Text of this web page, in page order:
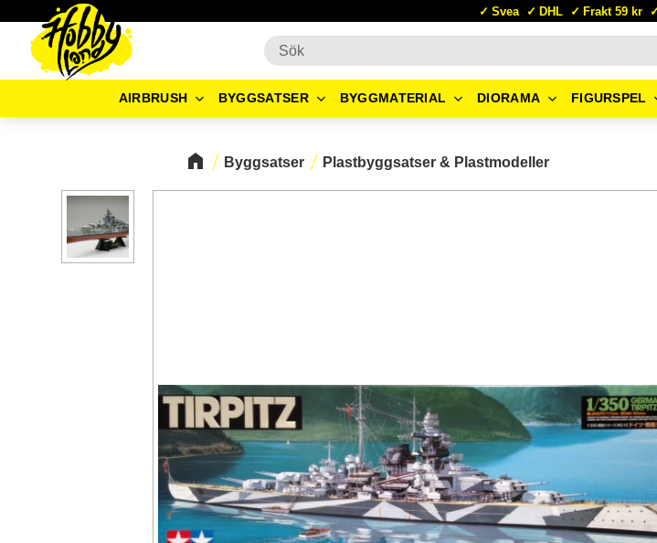
Svea DHL Frakt 59 kr
AIRBRUSH BYGGSATSER BYGGMATERIAL DIORAMA FIGURSPEL
Byggsatser Plastbyggsatser & Plastmodeller